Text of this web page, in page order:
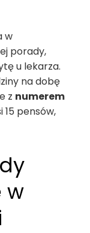
w
porady,
u lekarza.
na dobę
z numerem
15 pensów,
w